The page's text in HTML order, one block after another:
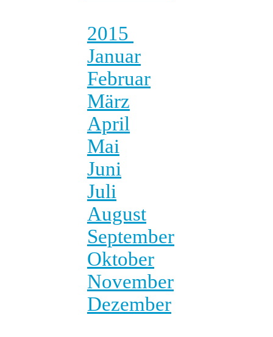
2015
Januar
Februar
März
April
Mai
Juni
Juli
August
September
Oktober
November
Dezember